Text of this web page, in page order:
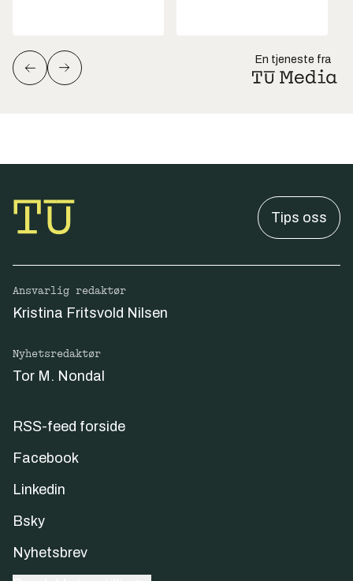
En tjeneste fra
Tips oss
Ansvarlig redaktør
Kristina Fritsvold Nilsen
Nyhetsredaktør
Tor M. Nondal
RSS-feed forside
Facebook
Linkedin
Bsky
Nyhetsbrev